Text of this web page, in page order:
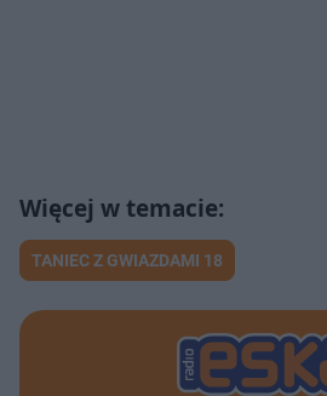
TANIEC Z GWIAZDAMI 18